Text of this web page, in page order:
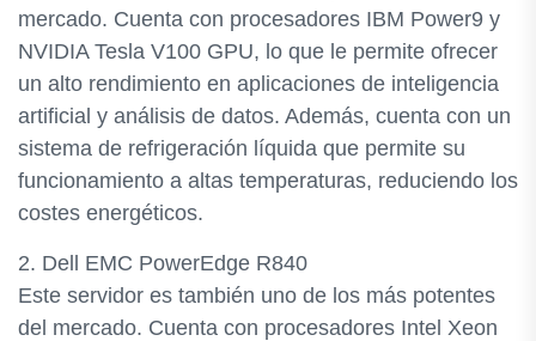
mercado. Cuenta con procesadores IBM Power9 y
NVIDIA Tesla V100 GPU, lo que le permite ofrecer
un alto rendimiento en aplicaciones de inteligencia
artificial y análisis de datos. Además, cuenta con un
sistema de refrigeración líquida que permite su
funcionamiento a altas temperaturas, reduciendo los
costes energéticos.
2. Dell EMC PowerEdge R840
Este servidor es también uno de los más potentes
del mercado. Cuenta con procesadores Intel Xeon